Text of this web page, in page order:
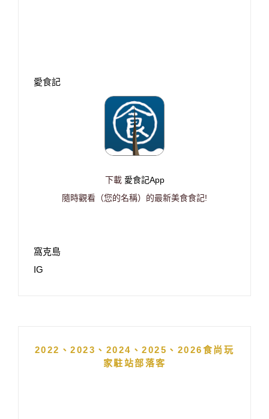
愛食記
下載 愛食記App
隨時觀看（您的名稱）的最新美食食記!
窩克島
IG
2022、2023、2024、2025、2026食尚玩
家駐站部落客